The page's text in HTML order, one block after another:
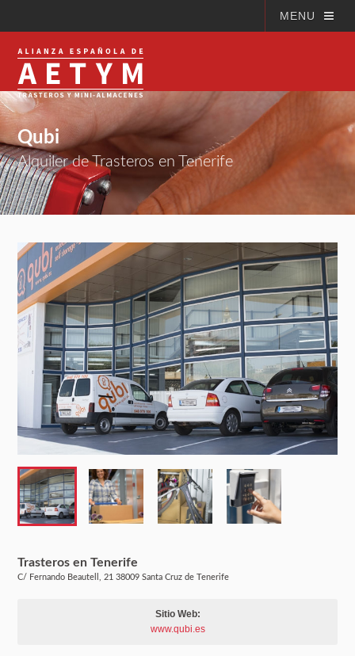
MENU
Qubi
Alquiler de Trasteros en Tenerife
Trasteros en Tenerife
C/ Fernando Beautell, 21 38009 Santa Cruz de Tenerife
Sitio Web:
www.qubi.es